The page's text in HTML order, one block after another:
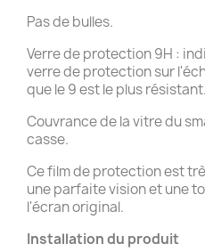
Pas de bulles.
Verre de protection 9H :
verre de protection sur
que le 9 est le plus résistant.
Couvrance de la vitre du
casse.
Ce film de protection est
une parfaite vision et une
l'écran original.
Installation du produit